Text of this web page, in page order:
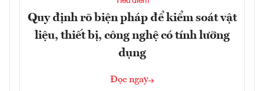
Quy định rõ biện pháp để kiểm soát vật
liệu, thiết bị, công nghệ có tính lưỡng
dụng
Đọc ngay